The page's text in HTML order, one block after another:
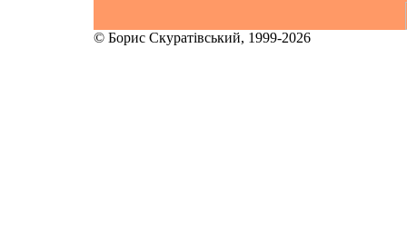
© Борис Скуратівський, 1999-2026